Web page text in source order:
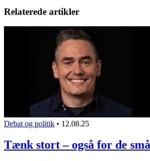
Relaterede artikler
Debat og politik • 12.08.25
Tænk stort – også for de